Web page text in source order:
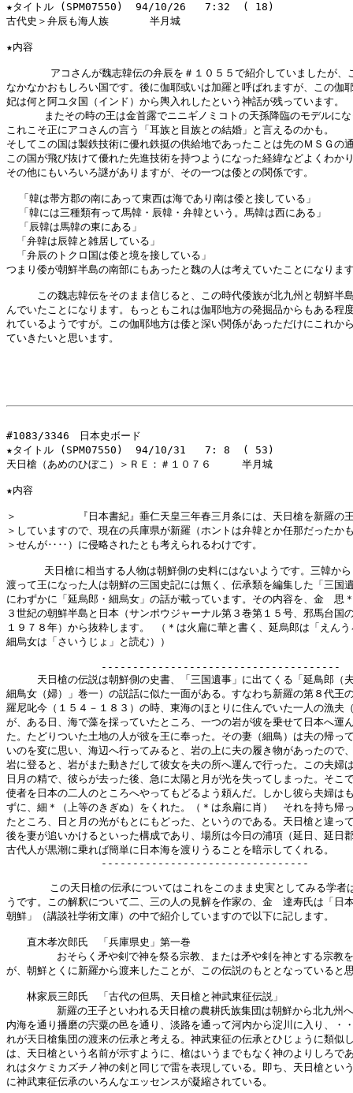
★タイトル (SPM07550)  94/10/26   7:32  ( 18)
古代史＞弁辰も海人族　　　　半月城
★内容
アコさんが魏志韓伝の弁辰を＃１０５５で紹介していましたが、
なかなかおもしろい国です。後に伽耶或いは加羅と呼ばれますが、この伽
妃は何と阿ユタ国（インド）から輿入れしたという神話が残っています。
またその時の王は金首露でニニギノミコトの天孫降臨のモデルに
これこそ正にアコさんの言う「耳族と目族との結婚」と言えるのかも。
そしてこの国は製鉄技術に優れ鉄挺の供給地であったことは先のＭＳＧの
この国が飛び抜けて優れた先進技術を持つようになった経緯などよくわか
その他にもいろいろ謎がありますが、その一つは倭との関係です。
  「韓は帯方郡の南にあって東西は海であり南は倭と接している」
  「韓には三種類有って馬韓・辰韓・弁韓という。馬韓は西にある」
  「辰韓は馬韓の東にある」
「弁韓は辰韓と雑居している」
「弁辰のトクロ国は倭と境を接している」
つまり倭が朝鮮半島の南部にもあったと魏の人は考えていたことになりま
この魏志韓伝をそのまま信じると、この時代倭族が北九州と朝鮮半
んでいたことになります。もっともこれは伽耶地方の発掘品からもある程
れているようですが。この伽耶地方は倭と深い関係があっただけにこれか
ていきたいと思います。
#1083/3346　日本史ボード
★タイトル (SPM07550)  94/10/31   7: 8  ( 53)
天日槍（あめのひぼこ）＞ＲＥ：＃１０７６　　　半月城
★内容
＞　　　　　　『日本書紀』垂仁天皇三年春三月条には、天日槍を新羅の
＞していますので、現在の兵庫県が新羅（ホントは弁韓とか任那だったか
＞せんが‥‥）に侵略されたとも考えられるわけです。
天日槍に相当する人物は朝鮮側の史料にはないようです。三韓か
渡って王になった人は朝鮮の三国史記には無く、伝承類を編集した「三国
にわずかに「延烏郎・細烏女」の話が載っています。その内容を、金　思
３世紀の朝鮮半島と日本（サンポウジャーナル第３巻第１５号、邪馬台国
１９７８年）から抜粋します。 （＊は火扁に華と書く、延烏郎は「えん
細烏女は「さいうじょ」と読む））
               --------------------------------------
天日槍の伝説は朝鮮側の史書、「三国遺事」に出てくる「延鳥郎（
細鳥女（婦）」巻一）の説話に似た一面がある。すなわち新羅の第８代王
羅尼叱今（１５４－１８３）の時、東海のほとりに住んでいた一人の漁夫
が、ある日、海で藻を採っていたところ、一つの岩が彼を乗せて日本へ運
た。たどりついた土地の人が彼を王に奉った。その妻（細鳥）は夫の帰っ
いのを変に思い、海辺へ行ってみると、岩の上に夫の履き物があったので
岩に登ると、岩がまた動きだして彼女を夫の所へ運んで行った。この夫婦
日月の精で、彼らが去った後、急に太陽と月が光を失ってしまった。そこ
使者を日本の二人のところへやってもどるよう頼んだ。しかし彼ら夫婦は
ずに、細＊（上等のきぎぬ）をくれた。（＊は糸扁に肖）　それを持ち帰
たところ、日と月の光がもとにもどった、というのである。天日槍と違っ
後を妻が追いかけるといった構成であり、場所は今日の浦項（延日、延日
古代人が黒潮に乗れば簡単に日本海を渡りうることを暗示してくれる。
               ---------------------------------
　　　この天日槍の伝承についてはこれをこのまま史実としてみる学者
うです。この解釈について二、三の人の見解を作家の、金　達寿氏は「日
朝鮮」（講談社学術文庫）の中で紹介していますので以下に記します。
直木孝次郎氏　「兵庫県史」第一巻
おそらく矛や剣で神を祭る宗教、または矛や剣を神とする宗教
が、朝鮮とくに新羅から渡来したことが、この伝説のもととなっていると
林家辰三郎氏　「古代の但馬、天日槍と神武東征伝説」
新羅の王子といわれる天日槍の農耕氏族集団は朝鮮から北九州
内海を通り播磨の宍粟の邑を通り、淡路を通って河内から淀川に入り、・
れが天日槍集団の渡来の伝承と考える。神武東征の伝承とひじょうに類似
は、天日槍という名前が示すように、槍はいうまでもなく神のよりしろで
れはタケミカズチノ神の剣と同じで雷を表現している。即ち、天日槍とい
に神武東征伝承のいろんなエッセンスが凝縮されている。